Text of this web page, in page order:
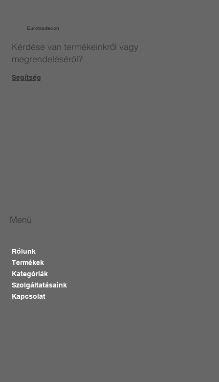
Eurotradecon
Kérdése van termékeinkről vagy
megrendeléséről?
Segítség
Menü
Rólunk
Termékek
Kategóriák
Szolgáltatásaink
Kapcsolat